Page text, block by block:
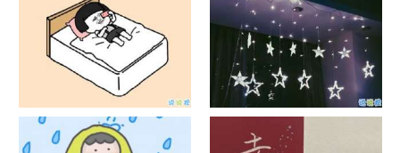
谐音梗土味情话大全带图片 油
腻搞笑的土味情话
很酷的霸气句子带图片 最新霸
气说说高冷范